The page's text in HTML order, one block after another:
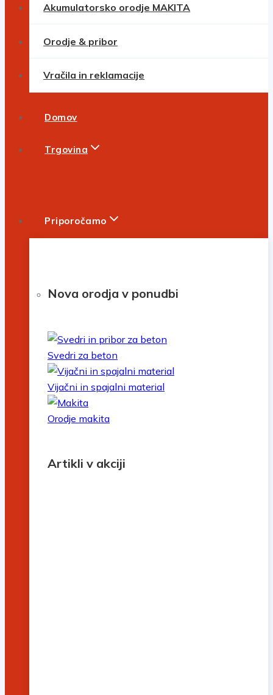
Akumulatorsko orodje MAKITA
Orodje & pribor
Vračila in reklamacije
Domov
Trgovina
Priporočamo
Nova orodja v ponudbi
Svedri za beton
Vijačni in spajalni material
Orodje makita
Artikli v akciji